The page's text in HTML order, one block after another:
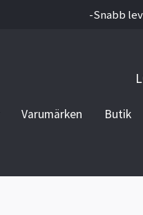
-Snabb
Varumärken Butik